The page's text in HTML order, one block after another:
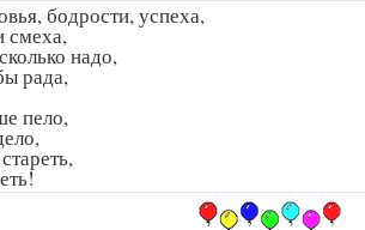
бодрости, успеха,
смеха,
надо,
рада,
пело,